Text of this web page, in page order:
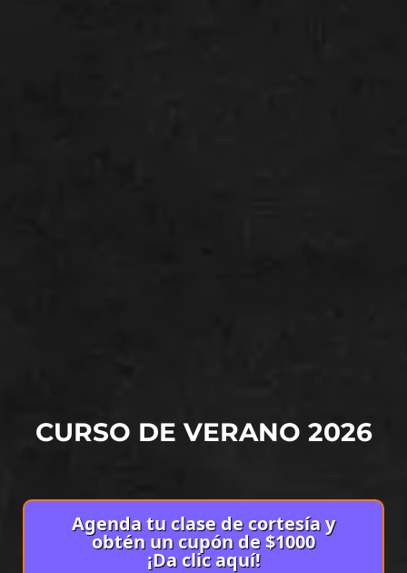
CURSO DE VERANO 2026
Agenda tu clase de cortesía y
obtén un cupón de $1000
¡Da clic aquí!